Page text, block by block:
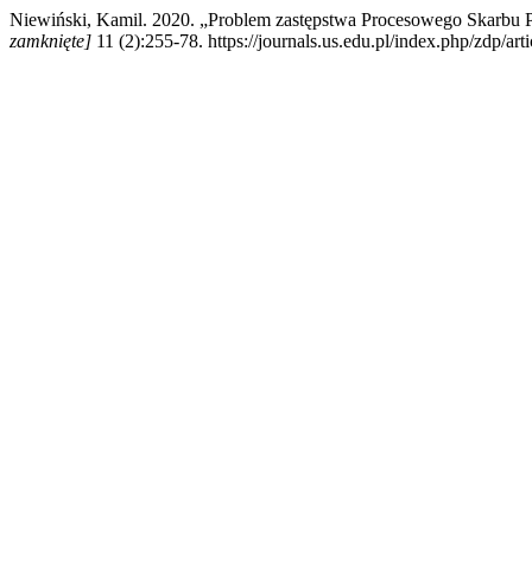
Niewiński, Kamil. 2020. „Problem zastępstwa Procesowego
zamknięte] 11 (2):255-78. https://journals.us.edu.pl/index.php/zdp/